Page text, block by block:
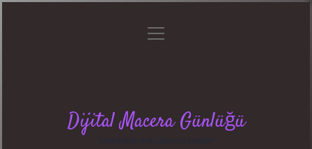
menüyü
Dijital Macera Günlüğü